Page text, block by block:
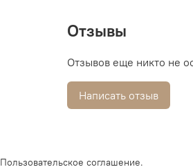
Отзывы
Отзывов еще никто не
Написать отзыв
Пользовательское соглашение.